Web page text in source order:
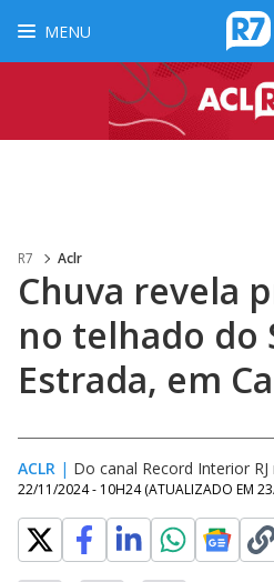
MENU
R7 Aclr
Chuva revela
no telhado do
Estrada, em
ACLR | Do canal Record Interior
22/11/2024 - 10H24 (ATUALIZADO EM